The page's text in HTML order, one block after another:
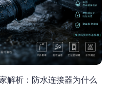
解析：防水连接器为什么